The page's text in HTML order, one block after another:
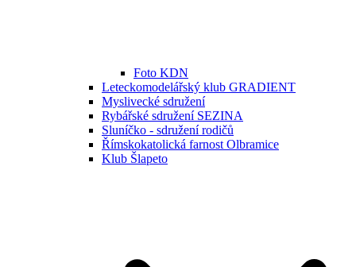
Foto KDN
Leteckomodelářský klub GRADIENT
Myslivecké sdružení
Rybářské sdružení SEZINA
Sluníčko - sdružení rodičů
Římskokatolická farnost Olbramice
Klub Šlapeto